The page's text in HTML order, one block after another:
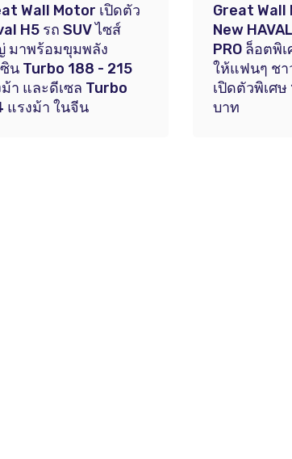
Wall Motor เปิดตัว
H5 รถ SUV ไซส์
มาพร้อมขุมพลัง
น Turbo 188 - 215
า และดีเซล Turbo
แรงม้า ในจีน
Great Wall
New
PRO ล็อตพิ
ให้แฟนๆ ชา
เปิดตัวพิเศ
บาท